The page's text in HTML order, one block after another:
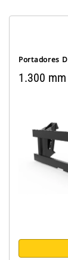
Portadores
1.300